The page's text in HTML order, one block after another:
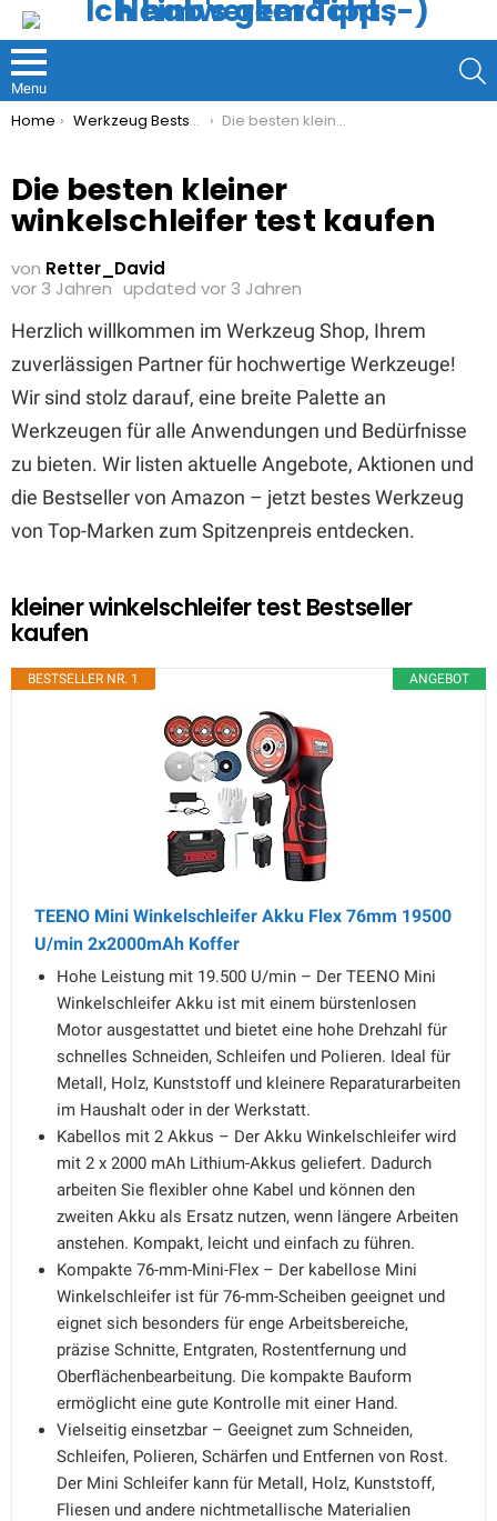
Menu
You are here:
Home Werkzeug Bestseller Die besten kleiner winkelschleifer test kaufen
Die besten kleiner
winkelschleifer test kaufen
von Retter_David
vor 3 Jahren updated vor 3 Jahren
Herzlich willkommen im Werkzeug Shop, Ihrem
zuverlässigen Partner für hochwertige Werkzeuge!
Wir sind stolz darauf, eine breite Palette an
Werkzeugen für alle Anwendungen und Bedürfnisse
zu bieten. Wir listen aktuelle Angebote, Aktionen und
die Bestseller von Amazon – jetzt bestes Werkzeug
von Top-Marken zum Spitzenpreis entdecken.
kleiner winkelschleifer test Bestseller
kaufen
ANGEBOT
BESTSELLER NR. 1
TEENO Mini Winkelschleifer Akku Flex 76mm 19500
U/min 2x2000mAh Koffer
Hohe Leistung mit 19.500 U/min – Der TEENO Mini
Winkelschleifer Akku ist mit einem bürstenlosen
Motor ausgestattet und bietet eine hohe Drehzahl für
schnelles Schneiden, Schleifen und Polieren. Ideal für
Metall, Holz, Kunststoff und kleinere Reparaturarbeiten
im Haushalt oder in der Werkstatt.
Kabellos mit 2 Akkus – Der Akku Winkelschleifer wird
mit 2 x 2000 mAh Lithium-Akkus geliefert. Dadurch
arbeiten Sie flexibler ohne Kabel und können den
zweiten Akku als Ersatz nutzen, wenn längere Arbeiten
anstehen. Kompakt, leicht und einfach zu führen.
Kompakte 76-mm-Mini-Flex – Der kabellose Mini
Winkelschleifer ist für 76-mm-Scheiben geeignet und
eignet sich besonders für enge Arbeitsbereiche,
präzise Schnitte, Entgraten, Rostentfernung und
Oberflächenbearbeitung. Die kompakte Bauform
ermöglicht eine gute Kontrolle mit einer Hand.
Vielseitig einsetzbar – Geeignet zum Schneiden,
Schleifen, Polieren, Schärfen und Entfernen von Rost.
Der Mini Schleifer kann für Metall, Holz, Kunststoff,
Fliesen und andere nichtmetallische Materialien